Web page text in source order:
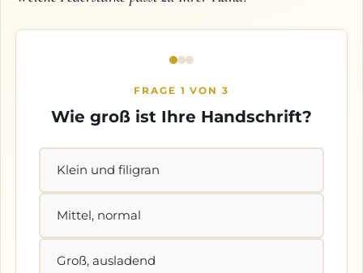
FRAGE 1 VON 3
Wie groß ist Ihre Handschrift?
Klein und filigran
Mittel, normal
Groß, ausladend